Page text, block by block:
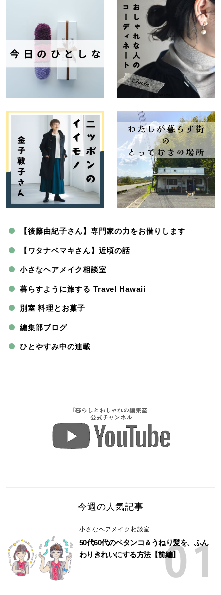
【後藤由紀子さん】専門家の力をお借りします
【ワタナベマキさん】近頃の話
小さなヘアメイク相談室
暮らすように旅する Travel Hawaii
別室 料理とお菓子
編集部ブログ
ひとやすみ中の連載
今週の人気記事
小さなヘアメイク相談室
50代60代のペタンコ＆うねり髪を、ふん
わりきれいにする方法【前編】